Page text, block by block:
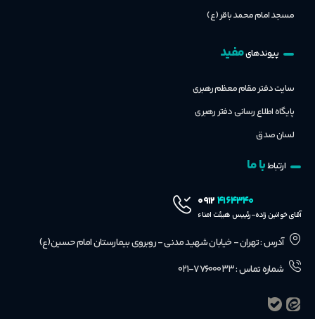
مسجد امام محمد باقر (ع)
پیوندهایمفید
سایت دفتر مقام معظم رهبری
پایگاه اطلاع رسانی دفتر رهبری
لسان صدق
ارتباطبا ما
۰۹۱۲۴۱۶۴۳۴۰
آقای خوانین زاده-رئییس هیئت امناء
آدرس : تهران - خیابان شهید مدنی - روبروی بیمارستان امام حسین(ع)
شماره تماس : ۷۷۶۰۰۰۳۳-۰۲۱